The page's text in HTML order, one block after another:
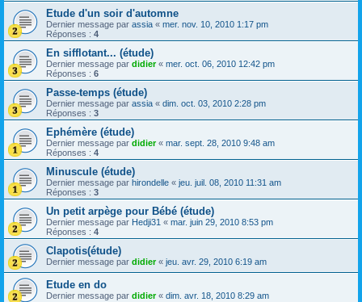
Etude d'un soir d'automne
Dernier message par assia « mer. nov. 10, 2010 1:17 pm
Réponses : 4
En sifflotant... (étude)
Dernier message par didier« mer. oct. 06, 2010 12:42 pm
Réponses : 6
Passe-temps (étude)
Dernier message par assia « dim. oct. 03, 2010 2:28 pm
Réponses : 3
Ephémère (étude)
Dernier message par didier« mar. sept. 28, 2010 9:48 am
Réponses : 4
Minuscule (étude)
Dernier message par hirondelle « jeu. juil. 08, 2010 11:31 am
Réponses : 3
Un petit arpège pour Bébé (étude)
Dernier message par Hedji31 « mar. juin 29, 2010 8:53 pm
Réponses : 4
Clapotis(étude)
Dernier message par didier« jeu. avr. 29, 2010 6:19 am
Etude en do
Dernier message par didier« dim. avr. 18, 2010 8:29 am